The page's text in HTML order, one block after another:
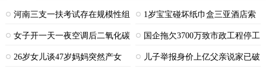
河南三支一扶考试存在规模性组
织作弊犯罪
1岁宝宝碰坏纸巾盒三亚酒店索
赔924元
女子开一天一夜空调后二氧化碳
中毒
国企拖欠3700万致市政工程停工
26岁女儿谈47岁妈妈突然产女
儿子举报身价上亿父亲说家已破